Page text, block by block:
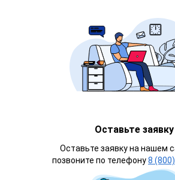
Оставьте заявку
Оставьте заявку на нашем
позвоните по телефону8